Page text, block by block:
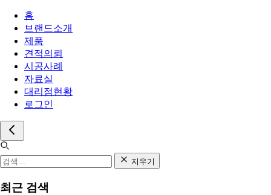
홈
브랜드소개
제품
견적의뢰
시공사례
자료실
대리점현황
로그인
지우기
최근 검색